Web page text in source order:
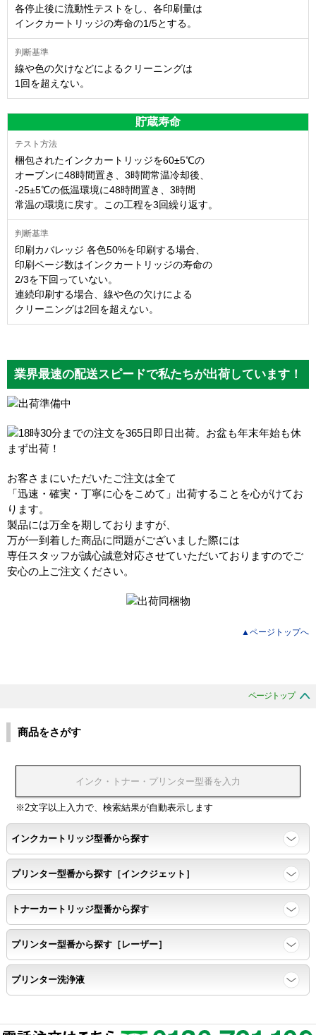
各停止後に流動性テストをし、各印刷量は
インクカートリッジの寿命の1/5とする。
線や色の欠けなどによるクリーニングは
1回を超えない。
貯蔵寿命
梱包されたインクカートリッジを60±5℃の
オーブンに48時間置き、3時間常温冷却後、
-25±5℃の低温環境に48時間置き、3時間
常温の環境に戻す。この工程を3回繰り返す。
印刷カバレッジ 各色50%を印刷する場合、
印刷ページ数はインクカートリッジの寿命の
2/3を下回っていない。
連続印刷する場合、線や色の欠けによる
クリーニングは2回を超えない。
業界最速の配送スピードで私たちが出荷しています！
お客さまにいただいたご注文は全て
「迅速・確実・丁寧に心をこめて」出荷することを心がけてお
ります。
製品には万全を期しておりますが、
万が一到着した商品に問題がございました際には
専任スタッフが誠心誠意対応させていただいておりますのでご
安心の上ご注文ください。
▲ページトップへ
ページトップ
商品をさがす
※2文字以上入力で、検索結果が自動表示します
インクカートリッジ型番から探す
プリンター型番から探す［インクジェット］
トナーカートリッジ型番から探す
プリンター型番から探す［レーザー］
プリンター洗浄液